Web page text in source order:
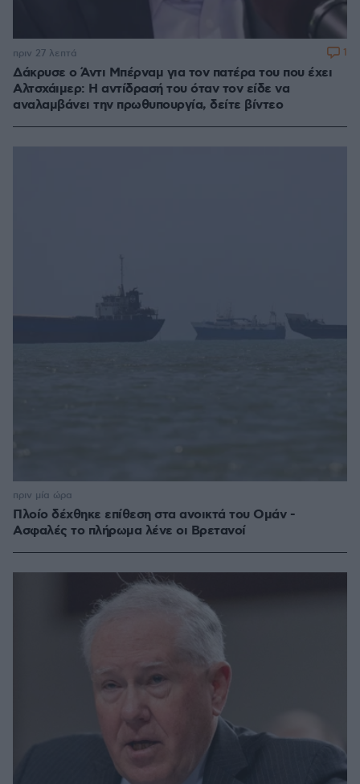
Δάκρυσε ο Άντι Μπέρναμ για τον πατέρα του που έχει
Αλτσχάιμερ: Η αντίδρασή του όταν τον είδε να
αναλαμβάνει την πρωθυπουργία, δείτε βίντεο
πριν 27 λεπτά 1
Πλοίο δέχθηκε επίθεση στα ανοικτά του Ομάν -
Ασφαλές το πλήρωμα λένε οι Βρετανοί
πριν μία ώρα